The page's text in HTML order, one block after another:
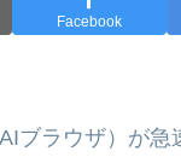
Facebook
ブラウザ）が